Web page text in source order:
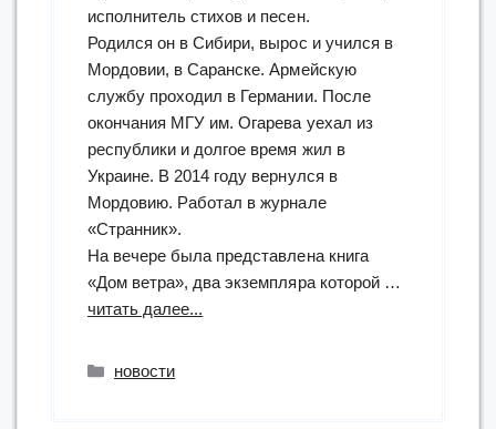
исполнитель стихов и песен.
Родился он в Сибири, вырос и учился в
Мордовии, в Саранске. Армейскую
службу проходил в Германии. После
окончания МГУ им. Огарева уехал из
республики и долгое время жил в
Украине. В 2014 году вернулся в
Мордовию. Работал в журнале
«Странник».
На вечере была представлена книга
«Дом ветра», два экземпляра которой …
читать далее...
Рубрики
новости